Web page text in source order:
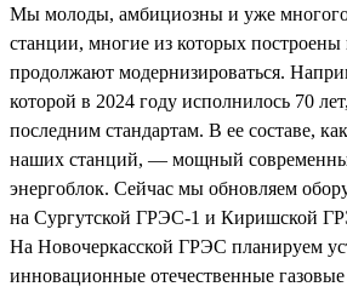
Мы молоды, амбициозны и уже
станции, многие из которых построены
продолжают модернизироваться.
которой в 2024 году исполнилось 70
последним стандартам. В ее составе,
наших станций, — мощный
энергоблок. Сейчас мы обновляем
на Сургутской ГРЭС-1 и Киришской
На Новочеркасской ГРЭС планируем
инновационные отечественные